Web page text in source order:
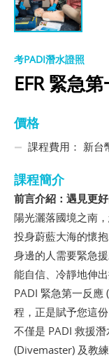
考PADI潛水證照
EFR 緊急
價格
課程費用： 新台
課程簡介
前言介紹：遇見更
陽光灑落國境之南
投身蔚藍大海的懷
身邊的人需要緊急
能自信、冷靜地伸
PADI 緊急第一反應
程，正是賦予您這
不僅是 PADI 救援
(Divemaster) 及教